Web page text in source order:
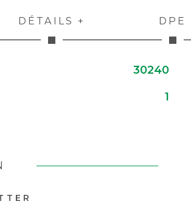
DÉTAILS + DPE
30240
1